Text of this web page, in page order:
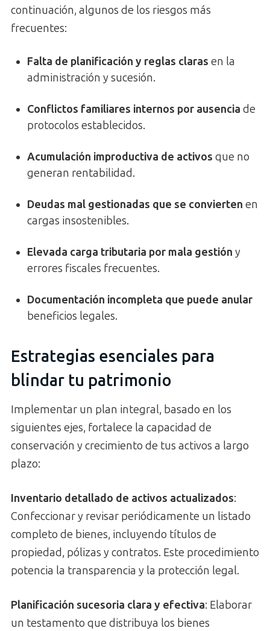
continuación, algunos de los riesgos más
frecuentes:
Falta de planificación y reglas claras en la
administración y sucesión.
Conflictos familiares internos por ausencia de
protocolos establecidos.
Acumulación improductiva de activos que no
generan rentabilidad.
Deudas mal gestionadas que se convierten en
cargas insostenibles.
Elevada carga tributaria por mala gestión y
errores fiscales frecuentes.
Documentación incompleta que puede anular
beneficios legales.
Estrategias esenciales para
blindar tu patrimonio
Implementar un plan integral, basado en los
siguientes ejes, fortalece la capacidad de
conservación y crecimiento de tus activos a largo
plazo:
Inventario detallado de activos actualizados:
Confeccionar y revisar periódicamente un listado
completo de bienes, incluyendo títulos de
propiedad, pólizas y contratos. Este procedimiento
potencia la transparencia y la protección legal.
Planificación sucesoria clara y efectiva: Elaborar
un testamento que distribuya los bienes